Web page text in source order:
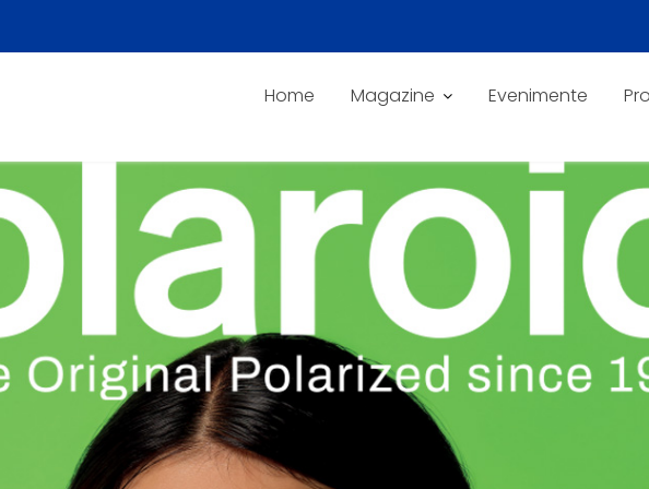
Home Magazine Evenimente